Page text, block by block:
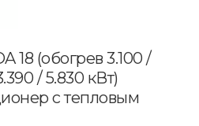
18 (обогрев 3.100 /
/ 5.830 кВт)
с тепловым